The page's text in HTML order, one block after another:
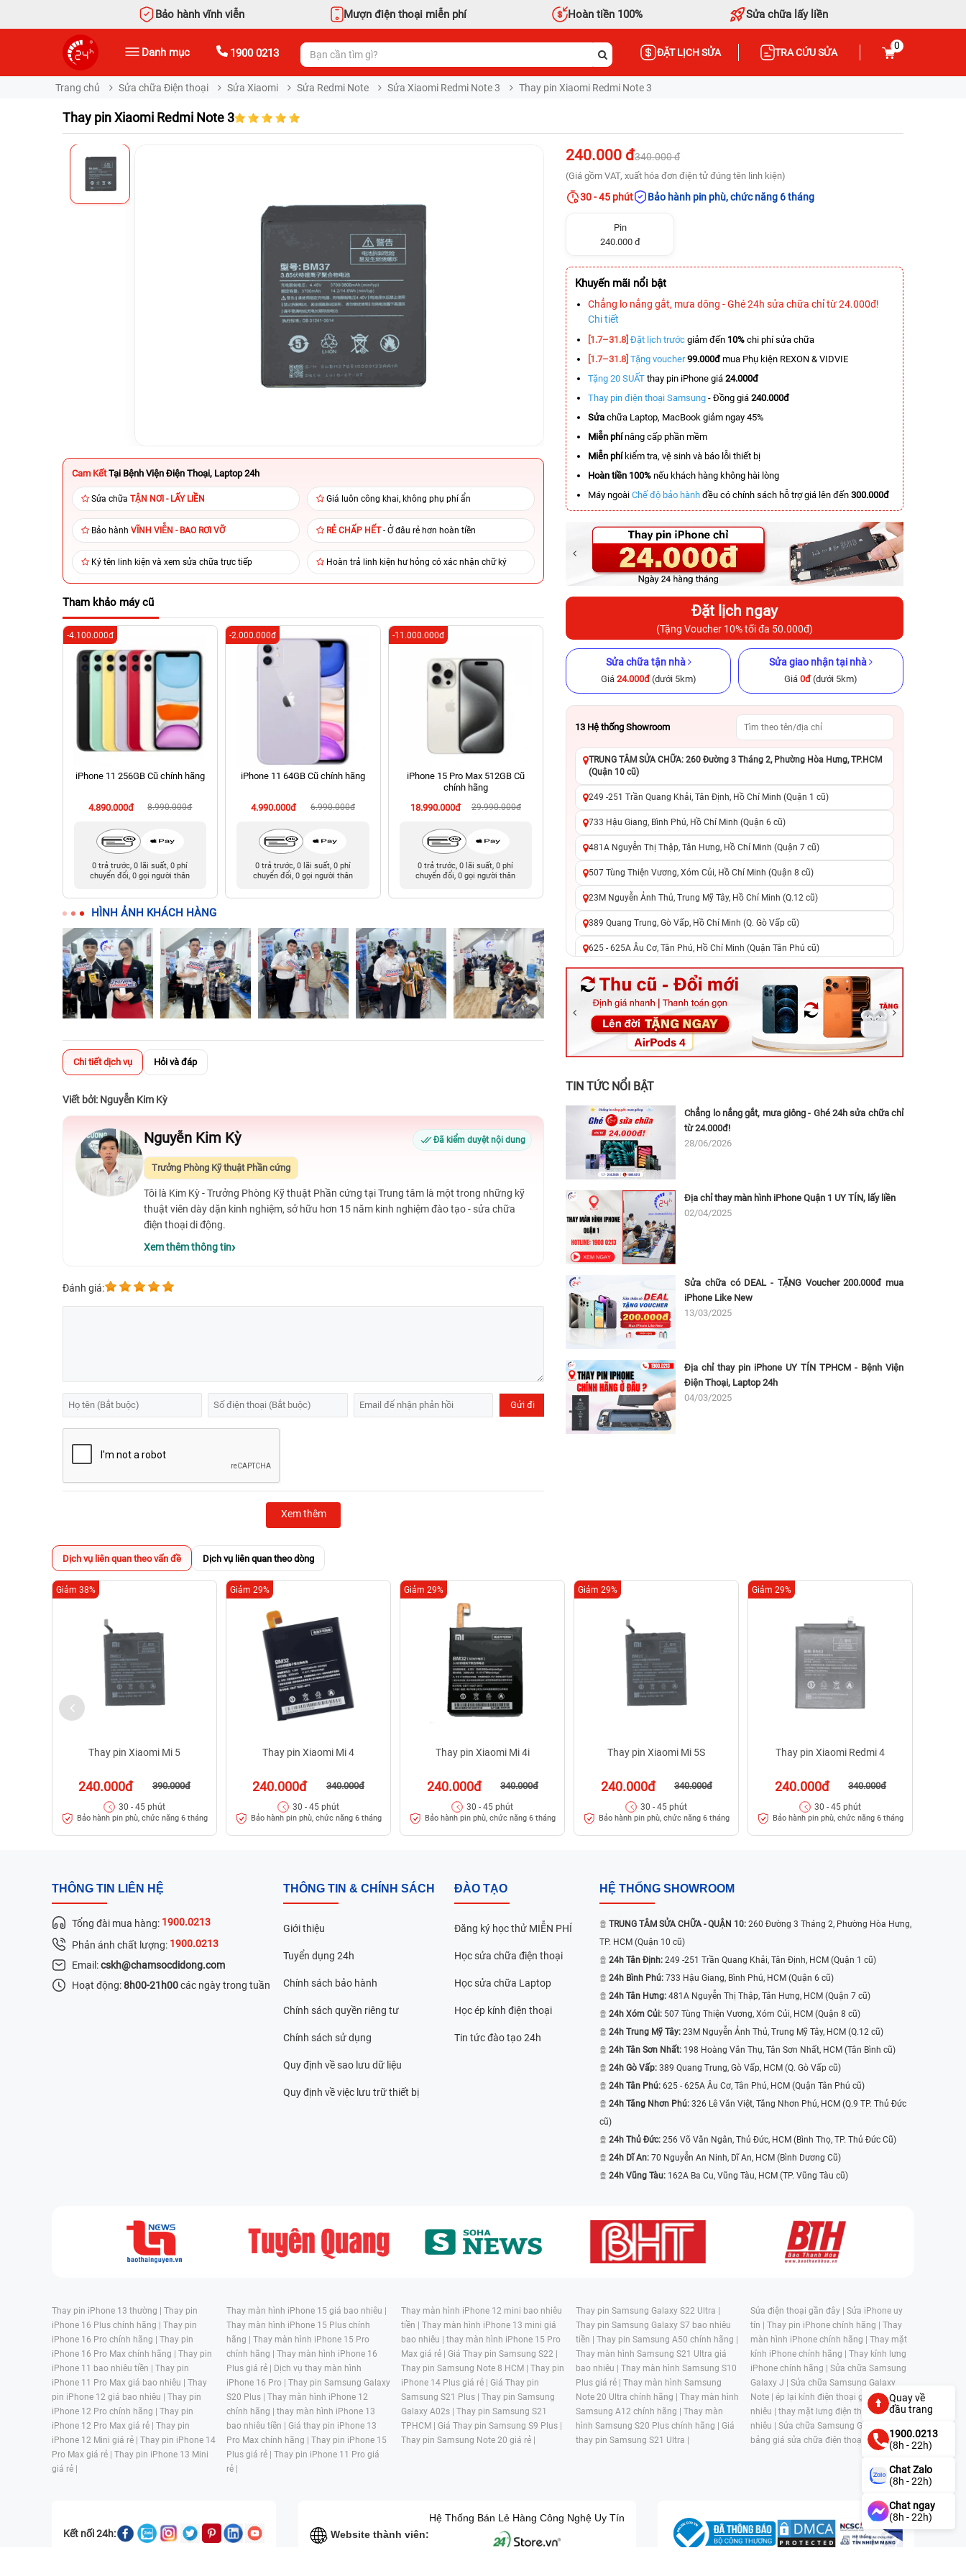
Bảo hành vĩnh viễn Mượn điện thoại miễn phí Hoàn tiền 100% Sửa chữa lấy liền
Danh mục 1900 0213 ĐẶT LỊCH SỬA TRA CỨU SỬA
0
Trang chủ Sửa chữa Điện thoại Sửa Xiaomi Sửa Redmi Note Sửa Xiaomi Redmi Note 3 Thay pin Xiaomi Redmi Note 3
Thay pin Xiaomi Redmi Note 3
Cam Kết Tại Bệnh Viện Điện Thoại, Laptop 24h
Sửa chữa TẬN NƠI - LẤY LIỀN Giá luôn công khai, không phụ phí ẩn
Bảo hành VĨNH VIỄN - BAO RƠI VỠ RẺ CHẤP HẾT- Ở đâu rẻ hơn hoàn tiền
Ký tên linh kiện và xem sửa chữa trực tiếp Hoàn trả linh kiện hư hỏng có xác nhận chữ ký
Tham khảo máy cũ
iPhone 11 256GB Cũ chính hãng
4.890.000đ 8.990.000đ
-4.100.000đ
0 trả trước, 0 lãi suất, 0 phí
chuyển đổi, 0 gọi người thân
iPhone 11 64GB Cũ chính hãng
4.990.000đ 6.990.000đ
-2.000.000đ
0 trả trước, 0 lãi suất, 0 phí
chuyển đổi, 0 gọi người thân
iPhone 15 Pro Max 512GB Cũ
chính hãng
18.990.000đ
29.990.000đ
-11.000.000đ
0 trả trước, 0 lãi suất, 0 phí
chuyển đổi, 0 gọi người thân
iPhone 14 Plus 128GB Cũ chính
hãng
9.490.000đ
13.990.000đ
-4.500.000đ
chuyển đổi, 0 gọi người thân
chính hãng
10.890.000đ
13.990.000đ
-3.100.000đ
chuyển đổi, 0 gọi người thân
-5.500.000đ
HÌNH ẢNH KHÁCH HÀNG
Chi tiết dịch vụ Hỏi và đáp
Viết bởi: Nguyễn Kim Kỳ
Nguyễn Kim Kỳ Đã kiểm duyệt nội dung
Trưởng Phòng Kỹ thuật Phần cứng
Tôi là Kim Kỳ - Trưởng Phòng Kỹ thuật Phần cứng tại Trung tâm là một trong những kỹ
thuật viên dày dặn kinh nghiệm, sở hữu hơn 15 năm kinh nghiệm đào tạo - sửa chữa
điện thoại di động.
Xem thêm thông tin
Đánh giá:
Xem thêm
240.000 đ340.000 đ
(Giá gồm VAT, xuất hóa đơn điện tử đúng tên linh kiện)
30 - 45 phút Bảo hành pin phù, chức năng 6 tháng
Pin
240.000 đ
Khuyến mãi nổi bật
Chẳng lo nắng gắt, mưa dông - Ghé 24h sửa chữa chỉ từ 24.000đ!
Chi tiết
[1.7–31.8] Đặt lịch trước giảm đến 10% chi phí sửa chữa
[1.7–31.8] Tặng voucher 99.000đmua Phụ kiện REXON & VIDVIE
Tặng 20 SUẤT thay pin iPhone giá 24.000đ
Thay pin điện thoại Samsung - Đồng giá 240.000đ
Sửa chữa Laptop, MacBook giảm ngay 45%
Miễn phínâng cấp phần mềm
Miễn phíkiểm tra, vệ sinh và báo lỗi thiết bị
Hoàn tiền 100% nếu khách hàng không hài lòng
Máy ngoài Chế độ bảo hành đều có chính sách hỗ trợ giá lên đến 300.000đ
Đặt lịch ngay
(Tặng Voucher 10% tối đa 50.000đ)
Sửa chữa tận nhà
Giá 24.000đ(dưới 5km)
Sửa giao nhận tại nhà
Giá 0đ(dưới 5km)
13 Hệ thống Showroom
TRUNG TÂM SỬA CHỮA: 260 Đường 3 Tháng 2, Phường Hòa Hưng, TP.HCM
(Quận 10 cũ)
249 -251 Trần Quang Khải, Tân Định, Hồ Chí Minh (Quận 1 cũ)
733 Hậu Giang, Bình Phú, Hồ Chí Minh (Quận 6 cũ)
481A Nguyễn Thị Thập, Tân Hưng, Hồ Chí Minh (Quận 7 cũ)
507 Tùng Thiện Vương, Xóm Củi, Hồ Chí Minh (Quận 8 cũ)
23M Nguyễn Ảnh Thủ, Trung Mỹ Tây, Hồ Chí Minh (Q.12 cũ)
389 Quang Trung, Gò Vấp, Hồ Chí Minh (Q. Gò Vấp cũ)
625 - 625A Âu Cơ, Tân Phú, Hồ Chí Minh (Quận Tân Phú cũ)
326 Lê Văn Việt, Tăng Nhơn Phú, Hồ Chí Minh (Q.9 TP. Thủ Đức cũ)
256 Võ Văn Ngân, Thủ Đức, Hồ Chí Minh (Bình Thọ, TP. Thủ Đức Cũ)
70 Nguyễn An Ninh, Dĩ An, Hồ Chí Minh (Bình Dương Cũ)
24h Vũng Tàu: 162A Ba Cu, Vũng Tàu, Hồ Chí Minh (TP. Vũng Tàu cũ)
TIN TỨC NỔI BẬT
Chẳng lo nắng gắt, mưa giông - Ghé 24h sửa chữa chỉ
từ 24.000đ!
28/06/2026
Địa chỉ thay màn hình iPhone Quận 1 UY TÍN, lấy liền
02/04/2025
Sửa chữa có DEAL - TẶNG Voucher 200.000đ mua
iPhone Like New
13/03/2025
Địa chỉ thay pin iPhone UY TÍN TPHCM - Bệnh Viện
Điện Thoại, Laptop 24h
04/03/2025
Dịch vụ liên quan theo vấn đề Dịch vụ liên quan theo dòng
Thay pin Xiaomi Mi 5
240.000đ 390.000đ
Giảm 38%
30 - 45 phút
Bảo hành pin phù, chức năng 6 tháng
Thay pin Xiaomi Mi 4
240.000đ 340.000đ
Giảm 29%
30 - 45 phút
Bảo hành pin phù, chức năng 6 tháng
Thay pin Xiaomi Mi 4i
240.000đ 340.000đ
Giảm 29%
30 - 45 phút
Bảo hành pin phù, chức năng 6 tháng
Thay pin Xiaomi Mi 5S
240.000đ 340.000đ
Giảm 29%
30 - 45 phút
Bảo hành pin phù, chức năng 6 tháng
Thay pin Xiaomi Redmi 4
240.000đ 340.000đ
Giảm 29%
30 - 45 phút
Bảo hành pin phù, chức năng 6 tháng
THÔNG TIN LIÊN HỆ
Tổng đài mua hàng: 1900.0213
Phản ánh chất lượng: 1900.0213
Email:cskh@chamsocdidong.com
Hoạt động:8h00-21h00các ngày trong tuần
THÔNG TIN & CHÍNH SÁCH
Giới thiệu
Tuyển dụng 24h
Chính sách bảo hành
Chính sách quyền riêng tư
Chính sách sử dụng
Quy định về sao lưu dữ liệu
Quy định về việc lưu trữ thiết bị
ĐÀO TẠO
Đăng ký học thử MIỄN PHÍ
Học sửa chữa điện thoại
Học sửa chữa Laptop
Học ép kính điện thoại
Tin tức đào tạo 24h
HỆ THỐNG SHOWROOM
TRUNG TÂM SỬA CHỮA - QUẬN 10: 260 Đường 3 Tháng 2, Phường Hòa Hưng,
TP. HCM (Quận 10 cũ)
24h Tân Định: 249 -251 Trần Quang Khải, Tân Định, HCM (Quận 1 cũ)
24h Bình Phú: 733 Hậu Giang, Bình Phú, HCM (Quận 6 cũ)
24h Tân Hưng: 481A Nguyễn Thị Thập, Tân Hưng, HCM (Quận 7 cũ)
24h Xóm Củi: 507 Tùng Thiện Vương, Xóm Củi, HCM (Quận 8 cũ)
24h Trung Mỹ Tây: 23M Nguyễn Ảnh Thủ, Trung Mỹ Tây, HCM (Q.12 cũ)
24h Tân Sơn Nhất: 198 Hoàng Văn Thụ, Tân Sơn Nhất, HCM (Tân Bình cũ)
24h Gò Vấp: 389 Quang Trung, Gò Vấp, HCM (Q. Gò Vấp cũ)
24h Tân Phú: 625 - 625A Âu Cơ, Tân Phú, HCM (Quận Tân Phú cũ)
24h Tăng Nhơn Phú: 326 Lê Văn Việt, Tăng Nhơn Phú, HCM (Q.9 TP. Thủ Đức
cũ)
24h Thủ Đức: 256 Võ Văn Ngân, Thủ Đức, HCM (Bình Thọ, TP. Thủ Đức Cũ)
24h Dĩ An: 70 Nguyễn An Ninh, Dĩ An, HCM (Bình Dương Cũ)
24h Vũng Tàu: 162A Ba Cu, Vũng Tàu, HCM (TP. Vũng Tàu cũ)
Thay pin iPhone 13 thường | Thay pin
iPhone 16 Plus chính hãng | Thay pin
iPhone 16 Pro chính hãng | Thay pin
iPhone 16 Pro Max chính hãng | Thay pin
iPhone 11 bao nhiêu tiền | Thay pin
iPhone 11 Pro Max giá bao nhiêu | Thay
pin iPhone 12 giá bao nhiêu | Thay pin
iPhone 12 Pro chính hãng | Thay pin
iPhone 12 Pro Max giá rẻ | Thay pin
iPhone 12 Mini giá rẻ | Thay pin iPhone 14
Pro Max giá rẻ | Thay pin iPhone 13 Mini
giá rẻ |
Thay màn hình iPhone 15 giá bao nhiêu |
Thay màn hình iPhone 15 Plus chính
hãng | Thay màn hình iPhone 15 Pro
chính hãng | Thay màn hình iPhone 16
Plus giá rẻ | Dịch vụ thay màn hình
iPhone 16 Pro | Thay pin Samsung Galaxy
S20 Plus | Thay màn hình iPhone 12
chính hãng | thay màn hình iPhone 13
bao nhiêu tiền | Giá thay pin iPhone 13
Pro Max chính hãng | Thay pin iPhone 15
Plus giá rẻ | Thay pin iPhone 11 Pro giá
rẻ |
Thay màn hình iPhone 12 mini bao nhiêu
tiền | Thay màn hình iPhone 13 mini giá
bao nhiêu | thay màn hình iPhone 15 Pro
Max giá rẻ | Giá Thay pin Samsung S22 |
Thay pin Samsung Note 8 HCM | Thay pin
iPhone 14 Plus giá rẻ | Giá Thay pin
Samsung S21 Plus | Thay pin Samsung
Galaxy A02s | Thay pin Samsung S21
TPHCM | Giá Thay pin Samsung S9 Plus |
Thay pin Samsung Note 20 giá rẻ |
Thay pin Samsung Galaxy S22 Ultra |
Thay pin Samsung Galaxy S7 bao nhiêu
tiền | Thay pin Samsung A50 chính hãng |
Thay màn hình Samsung S21 Ultra giá
bao nhiêu | Thay màn hình Samsung S10
Plus giá rẻ | Thay màn hình Samsung
Note 20 Ultra chính hãng | Thay màn hình
Samsung A12 chính hãng | Thay màn
hình Samsung S20 Plus chính hãng | Giá
thay pin Samsung S21 Ultra |
Sửa điện thoại gần đây | Sửa iPhone uy
tín | Thay pin iPhone chính hãng | Thay
màn hình iPhone chính hãng | Thay mặt
kính iPhone chính hãng | Thay kính lưng
iPhone chính hãng | Sửa chữa Samsung
Galaxy J | Sửa chữa Samsung Galaxy
Note | ép lại kính điện thoại giá bao
nhiêu | thay mặt lưng điện thoại giá bao
nhiêu | Sửa chữa Samsung Galaxy S |
bảng giá sửa chữa điện thoại samsung |
Kết nối 24h: Website thành viên:
Hệ Thống Bán Lẻ Hàng Công Nghệ Uy Tín
Quay về
đầu trang
1900.0213
(8h - 22h)
Chat Zalo
(8h - 22h)
Chat ngay
(8h - 22h)